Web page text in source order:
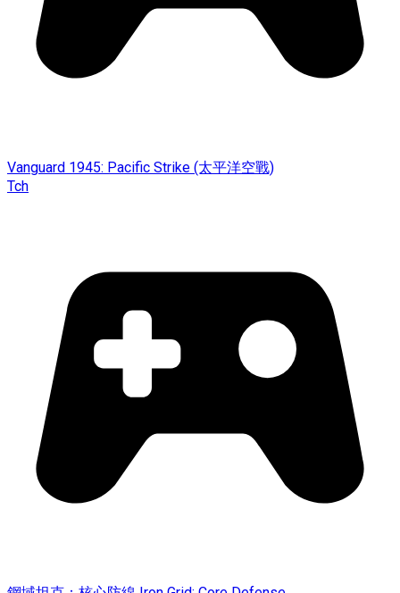
Vanguard 1945: Pacific Strike (太平洋空戰)
Tch